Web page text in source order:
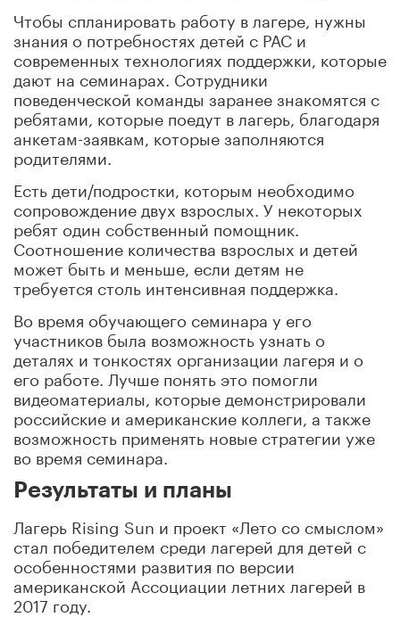
Чтобы спланировать работу в лагере, нужны
знания о потребностях детей с РАС и
современных технологиях поддержки, которые
дают на семинарах. Сотрудники
поведенческой команды заранее знакомятся с
ребятами, которые поедут в лагерь, благодаря
анкетам-заявкам, которые заполняются
родителями.
Есть дети/подростки, которым необходимо
сопровождение двух взрослых. У некоторых
ребят один собственный помощник.
Соотношение количества взрослых и детей
может быть и меньше, если детям не
требуется столь интенсивная поддержка.
Во время обучающего семинара у его
участников была возможность узнать о
деталях и тонкостях организации лагеря и о
его работе. Лучше понять это помогли
видеоматериалы, которые демонстрировали
российские и американские коллеги, а также
возможность применять новые стратегии уже
во время семинара.
Результаты и планы
Лагерь Rising Sun и проект «Лето со смыслом»
стал победителем среди лагерей для детей с
особенностями развития по версии
американской Ассоциации летних лагерей в
2017 году.